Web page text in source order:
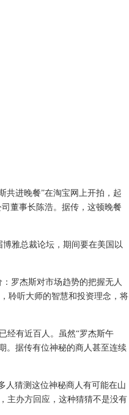
进晚餐”在淘宝网上开拍，起
董事长陈浩。据传，这顿晚餐
雅总裁论坛，期间要在美国以
罗杰斯对市场趋势的把握无人
聆听大师的智慧和投资理念，将
有近百人。虽然“罗杰斯午
。据传有位神秘的商人甚至连续
猜测这位神秘商人有可能在山
主办方回应，这种猜猜不是没有